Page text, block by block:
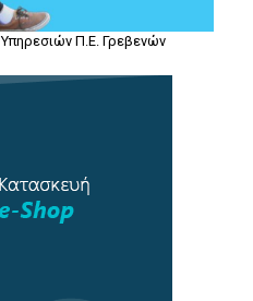
Π.Ε. Γρεβενών